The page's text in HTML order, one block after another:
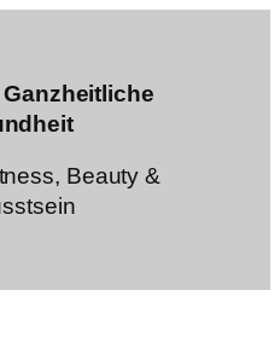
Beauty &